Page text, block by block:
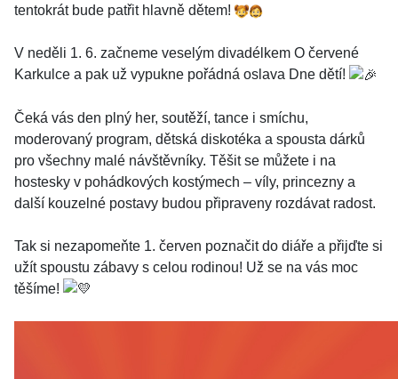
tentokrát bude patřit hlavně dětem!
V neděli 1. 6. začneme veselým divadélkem O červené
Karkulce a pak už vypukne pořádná oslava Dne dětí!
Čeká vás den plný her, soutěží, tance i smíchu,
moderovaný program, dětská diskotéka a spousta dárků
pro všechny malé návštěvníky. Těšit se můžete i na
hostesky v pohádkových kostýmech – víly, princezny a
další kouzelné postavy budou připraveny rozdávat radost.
Tak si nezapomeňte 1. červen poznačit do diáře a přijďte si
užít spoustu zábavy s celou rodinou! Už se na vás moc
těšíme!